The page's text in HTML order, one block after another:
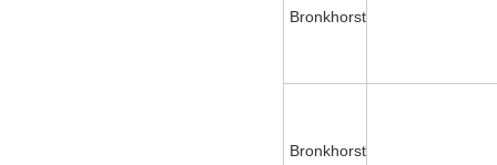
Bronkhorst
Bronkhorst